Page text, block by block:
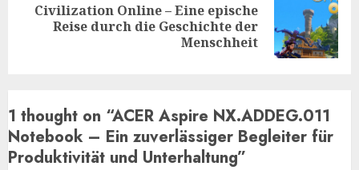
Next
Civilization Online – Eine epische
Reise durch die Geschichte der
Menschheit
1 thought on “ACER Aspire NX.ADDEG.011
Notebook – Ein zuverlässiger Begleiter für
Produktivität und Unterhaltung”